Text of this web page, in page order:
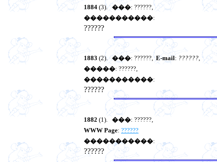
1884 (3).���: ??????,
�����������:
??????
1883 (2).���: ??????,E-mail: ??????,
�����: ??????,
�����������:
??????
1882 (1). ���: ??????,
WWW Page: ??????
�����������:
??????